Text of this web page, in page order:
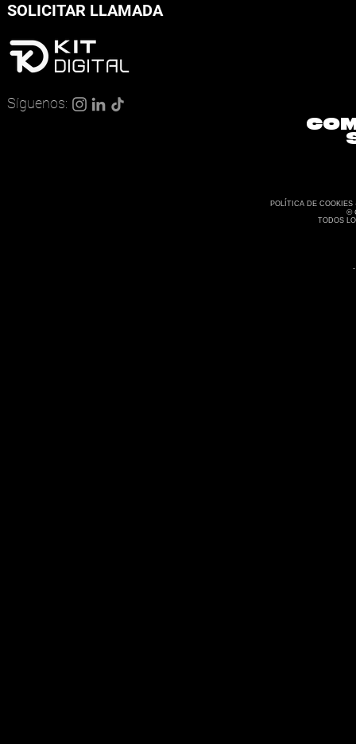
#
SOLICITAR LLAMADA
Síguenos:
POLÍTICA DE COOKIES
©
TODOS